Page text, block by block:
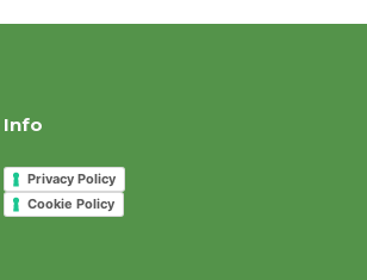
Info
Privacy Policy
Cookie Policy